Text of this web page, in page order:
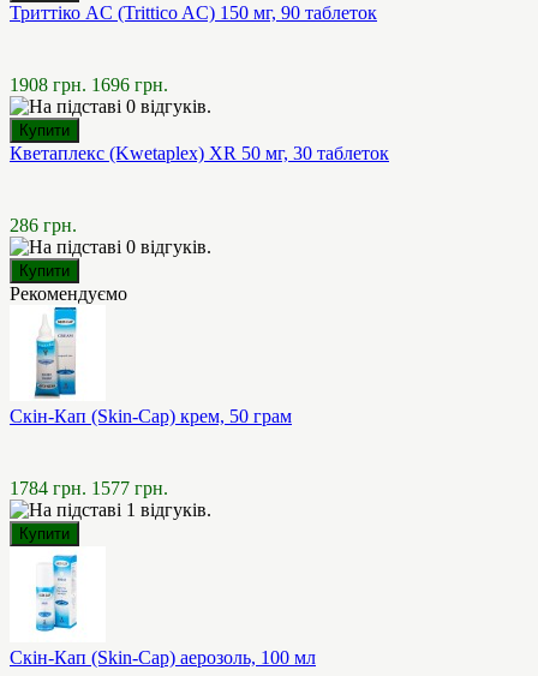
Триттіко AC (Trittico AC) 150 мг, 90 таблеток
1908 грн. 1696 грн.
Кветаплекс (Kwetaplex) XR 50 мг, 30 таблеток
286 грн.
Рекомендуємо
Скін-Кап (Skin-Cap) крем, 50 грам
1784 грн. 1577 грн.
Скін-Кап (Skin-Cap) аерозоль, 100 мл